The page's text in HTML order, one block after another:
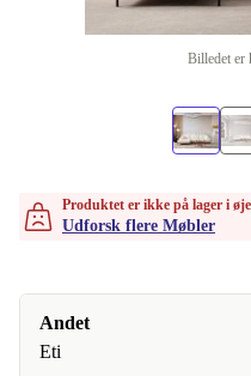
Billedet er
Produktet er ikke på lager i
Udforsk flere Møbler
Andet
Eti